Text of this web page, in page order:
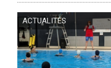
ACTUALITÉS